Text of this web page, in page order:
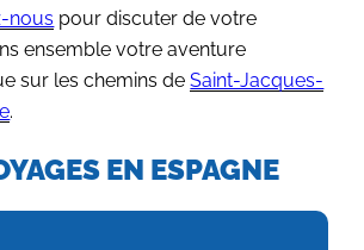
nous pour discuter de votre
ensemble votre aventure
sur les chemins deSaint-Jacques-
.
EN ESPAGNE